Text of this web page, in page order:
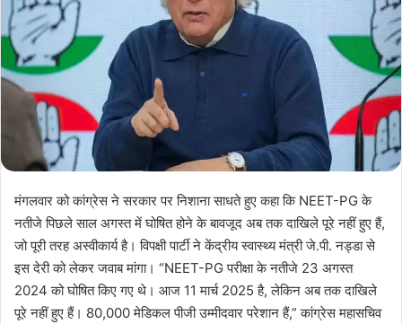
मंगलवार को कांग्रेस ने सरकार पर निशाना साधते हुए कहा कि NEET-PG के
नतीजे पिछले साल अगस्त में घोषित होने के बावजूद अब तक दाखिले पूरे नहीं हुए हैं,
जो पूरी तरह अस्वीकार्य है। विपक्षी पार्टी ने केंद्रीय स्वास्थ्य मंत्री जे.पी. नड्डा से
इस देरी को लेकर जवाब मांगा। “NEET-PG परीक्षा के नतीजे 23 अगस्त
2024 को घोषित किए गए थे। आज 11 मार्च 2025 है, लेकिन अब तक दाखिले
पूरे नहीं हुए हैं। 80,000 मेडिकल पीजी उम्मीदवार परेशान हैं,” कांग्रेस महासचिव